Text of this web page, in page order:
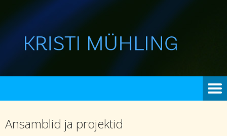
Ansamblid ja projektid